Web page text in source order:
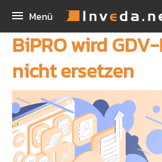
Menü
IMA
IMA+
IMASync
Kunden-App
Workshop Digitales Maklerbüro
INEX
Bestellen
IBePro
Homepage
Maklerhomepage Premium
Unternehmen
BiPRO wird
nicht ersetzen